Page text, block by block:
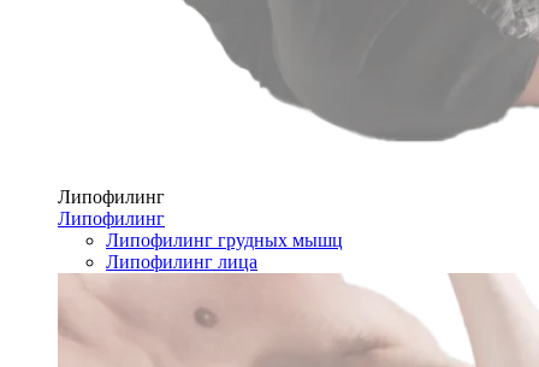
Липофилинг
Липофилинг
Липофилинг грудных мышц
Липофилинг лица